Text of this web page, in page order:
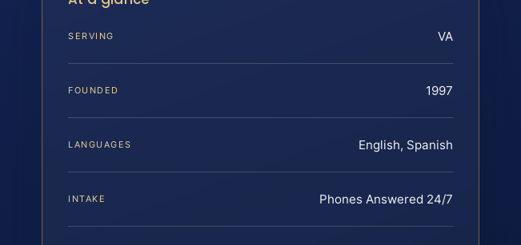
SERVING VA
FOUNDED 1997
LANGUAGES English, Spanish
INTAKE Phones Answered 24/7